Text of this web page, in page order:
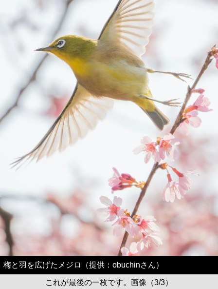
梅と羽を広げたメジロ（提供：obuchinさん）
これが最後の一枚です。画像（3/3）